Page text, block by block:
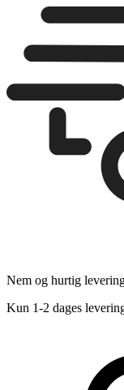
Nem og hurtig
Kun 1-2 dages